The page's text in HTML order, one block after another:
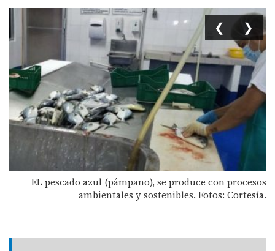
EL pescado azul (pámpano), se produce con procesos
ambientales y sostenibles. Fotos: Cortesía.
❮ ❯